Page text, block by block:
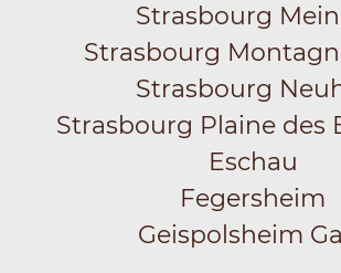
Strasbourg
Strasbourg
Strasbourg
Strasbourg Plaine des
Eschau
Fegersheim
Geispolsheim